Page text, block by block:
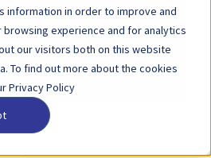
information in order to improve and
experience and for analytics
our visitors both on this website
To find out more about the cookies
Privacy Policy.
الصفحة الرئيسية
الصفحة الرئيسية